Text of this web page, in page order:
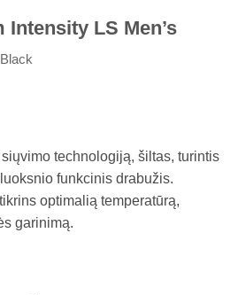
Intensity LS Men’s
technologiją, šiltas, turintis
funkcinis drabužis.
optimalią temperatūrą,
garinimą.